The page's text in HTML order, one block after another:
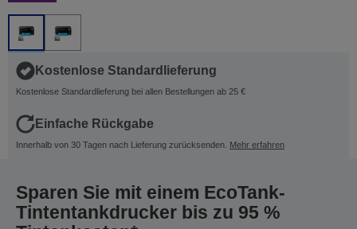
Kostenlose Standardlieferung
Kostenlose Standardlieferung bei allen Bestellungen ab 25 €
Einfache Rückgabe
Innerhalb von 30 Tagen nach Lieferung zurücksenden. Mehr erfahren
Sparen Sie mit einem EcoTank-
Tintentankdrucker bis zu 95 %